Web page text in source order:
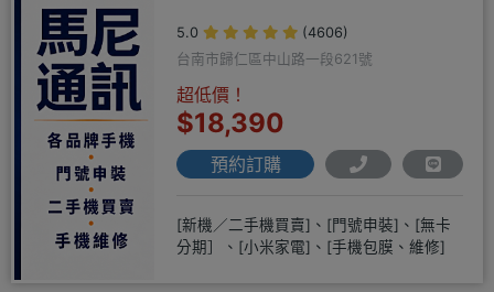
5.0
(4606)
台南市歸仁區中山路一段621號
超低價！
$18,390
預約訂購
[新機／二手機買賣]、[門號申裝]、[無卡
分期］、[小米家電]、[手機包膜、維修]